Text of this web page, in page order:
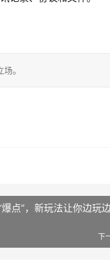
。
点”，新玩法让你边玩
下